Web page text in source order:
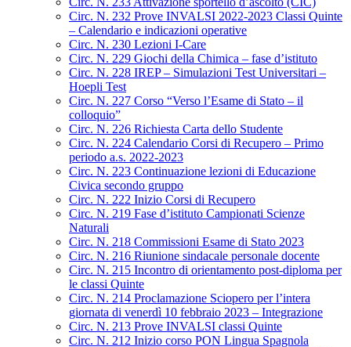
Circ. N. 232 Prove INVALSI 2022-2023 Classi Quinte
– Calendario e indicazioni operative
Circ. N. 230 Lezioni I-Care
Circ. N. 229 Giochi della Chimica – fase d’istituto
Circ. N. 228 IREP – Simulazioni Test Universitari –
Hoepli Test
Circ. N. 227 Corso “Verso l’Esame di Stato – il
colloquio”
Circ. N. 226 Richiesta Carta dello Studente
Circ. N. 224 Calendario Corsi di Recupero – Primo
periodo a.s. 2022-2023
Circ. N. 223 Continuazione lezioni di Educazione
Civica secondo gruppo
Circ. N. 222 Inizio Corsi di Recupero
Circ. N. 219 Fase d’istituto Campionati Scienze
Naturali
Circ. N. 218 Commissioni Esame di Stato 2023
Circ. N. 216 Riunione sindacale personale docente
Circ. N. 215 Incontro di orientamento post-diploma per
le classi Quinte
Circ. N. 214 Proclamazione Sciopero per l’intera
giornata di venerdì 10 febbraio 2023 – Integrazione
Circ. N. 213 Prove INVALSI classi Quinte
Circ. N. 212 Inizio corso PON Lingua Spagnola